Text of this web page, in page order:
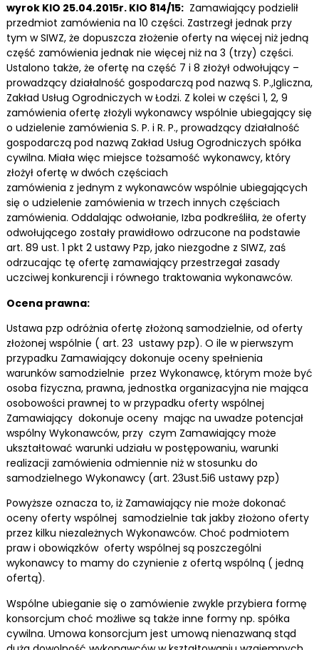
wyrok KIO 25.04.2015r. KIO 814/15:Zamawiający podzielił
przedmiot zamówienia na 10 części. Zastrzegł jednak przy
tym w SIWZ, że dopuszcza złożenie oferty na więcej niż jedną
część zamówienia jednak nie więcej niż na 3 (trzy) części.
Ustalono także, że ofertę na część 7 i 8 złożył odwołujący –
prowadzący działalność gospodarczą pod nazwą S. P.,Igliczna,
Zakład Usług Ogrodniczych w Łodzi. Z kolei w części 1, 2, 9
zamówienia ofertę złożyli wykonawcy wspólnie ubiegający się
o udzielenie zamówienia S. P. i R. P., prowadzący działalność
gospodarczą pod nazwą Zakład Usług Ogrodniczych spółka
cywilna. Miała więc miejsce tożsamość wykonawcy, który
złożył ofertę w dwóch częściach
zamówienia z jednym z wykonawców wspólnie ubiegających
się o udzielenie zamówienia w trzech innych częściach
zamówienia. Oddalając odwołanie, Izba podkreśliła, że oferty
odwołującego zostały prawidłowo odrzucone na podstawie
art. 89 ust. 1 pkt 2 ustawy Pzp, jako niezgodne z SIWZ, zaś
odrzucając tę ofertę zamawiający przestrzegał zasady
uczciwej konkurencji i równego traktowania wykonawców.
Ocena prawna:
Ustawa pzp odróżnia ofertę złożoną samodzielnie, od oferty
złożonej wspólnie ( art. 23 ustawy pzp). O ile w pierwszym
przypadku Zamawiający dokonuje oceny spełnienia
warunków samodzielnie przez Wykonawcę, którym może być
osoba fizyczna, prawna, jednostka organizacyjna nie mająca
osobowości prawnej to w przypadku oferty wspólnej
Zamawiający dokonuje oceny mając na uwadze potencjał
wspólny Wykonawców, przy czym Zamawiający może
ukształtować warunki udziału w postępowaniu, warunki
realizacji zamówienia odmiennie niż w stosunku do
samodzielnego Wykonawcy (art. 23ust.5i6 ustawy pzp)
Powyższe oznacza to, iż Zamawiający nie może dokonać
oceny oferty wspólnej samodzielnie tak jakby złożono oferty
przez kilku niezależnych Wykonawców. Choć podmiotem
praw i obowiązków oferty wspólnej są poszczególni
wykonawcy to mamy do czynienie z ofertą wspólną ( jedną
ofertą).
Wspólne ubieganie się o zamówienie zwykle przybiera formę
konsorcjum choć możliwe są także inne formy np. spółka
cywilna. Umowa konsorcjum jest umową nienazwaną stąd